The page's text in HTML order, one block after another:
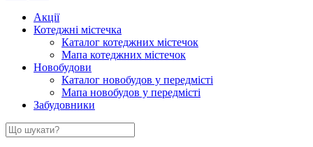
Акції
Котеджні містечка
Каталог котеджних містечок
Мапа котеджних містечок
Новобудови
Каталог новобудов у передмісті
Мапа новобудов у передмісті
Забудовники